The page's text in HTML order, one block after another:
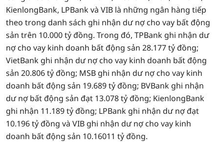
KienlongBank, LPBank và VIB là những ngân hàng tiếp
theo trong danh sách ghi nhận dư nợ cho vay bất động
sản trên 10.000 tỷ đồng. Trong đó, TPBank ghi nhận dư
nợ cho vay kinh doanh bất động sản 28.177 tỷ đồng;
VietBank ghi nhận dư nợ cho vay kinh doanh bất động
sản 20.806 tỷ đồng; MSB ghi nhận dư nợ cho vay kinh
doanh bất động sản 19.689 tỷ đồng; BVBank ghi nhận
dư nợ bất động sản đạt 13.078 tỷ đồng; KienlongBank
ghi nhận 11.189 tỷ đồng; LPBank ghi nhận dư nợ đạt
10.196 tỷ đồng và VIB ghi nhận dư nợ cho vay kinh
doanh bất động sản 10.16011 tỷ đồng.